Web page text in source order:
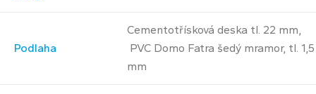
Podlaha
Cementotřísková deska tl. 22 mm,
PVC Domo Fatra šedý mramor, tl. 1,5
mm